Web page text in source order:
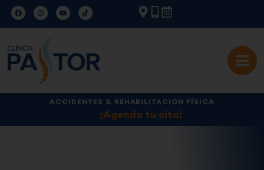
ACCIDENTES & REHABILITACIÓN FÍSICA
¡Agenda tu cita!